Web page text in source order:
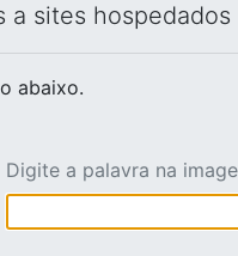
sites hospedados
abaixo.
Digite a palavra na